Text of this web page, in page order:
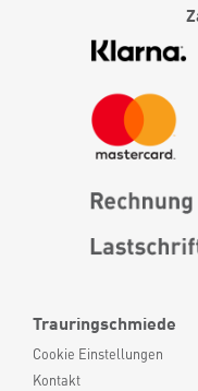
Trauringschmiede
Cookie Einstellungen
Kontakt